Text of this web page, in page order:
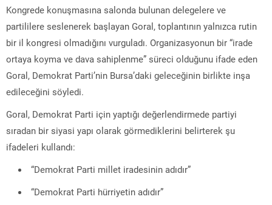
Kongrede konuşmasına salonda bulunan delegelere ve
partililere seslenerek başlayan Goral, toplantının yalnızca rutin
bir il kongresi olmadığını vurguladı. Organizasyonun bir “irade
ortaya koyma ve dava sahiplenme” süreci olduğunu ifade eden
Goral, Demokrat Parti’nin Bursa’daki geleceğinin birlikte inşa
edileceğini söyledi.
Goral, Demokrat Parti için yaptığı değerlendirmede partiyi
sıradan bir siyasi yapı olarak görmediklerini belirterek şu
ifadeleri kullandı:
“Demokrat Parti millet iradesinin adıdır”
“Demokrat Parti hürriyetin adıdır”